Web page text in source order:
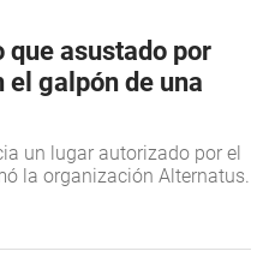
que asustado por
el galpón de una
un lugar autorizado por el
la organización Alternatus.